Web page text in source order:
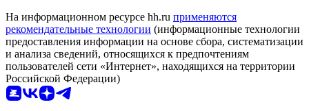
На информационном ресурсе hh.ru применяются
рекомендательные технологии (информационные технологии
предоставления информации на основе сбора, систематизации
и анализа сведений, относящихся к предпочтениям
пользователей сети «Интернет», находящихся на территории
Российской Федерации)